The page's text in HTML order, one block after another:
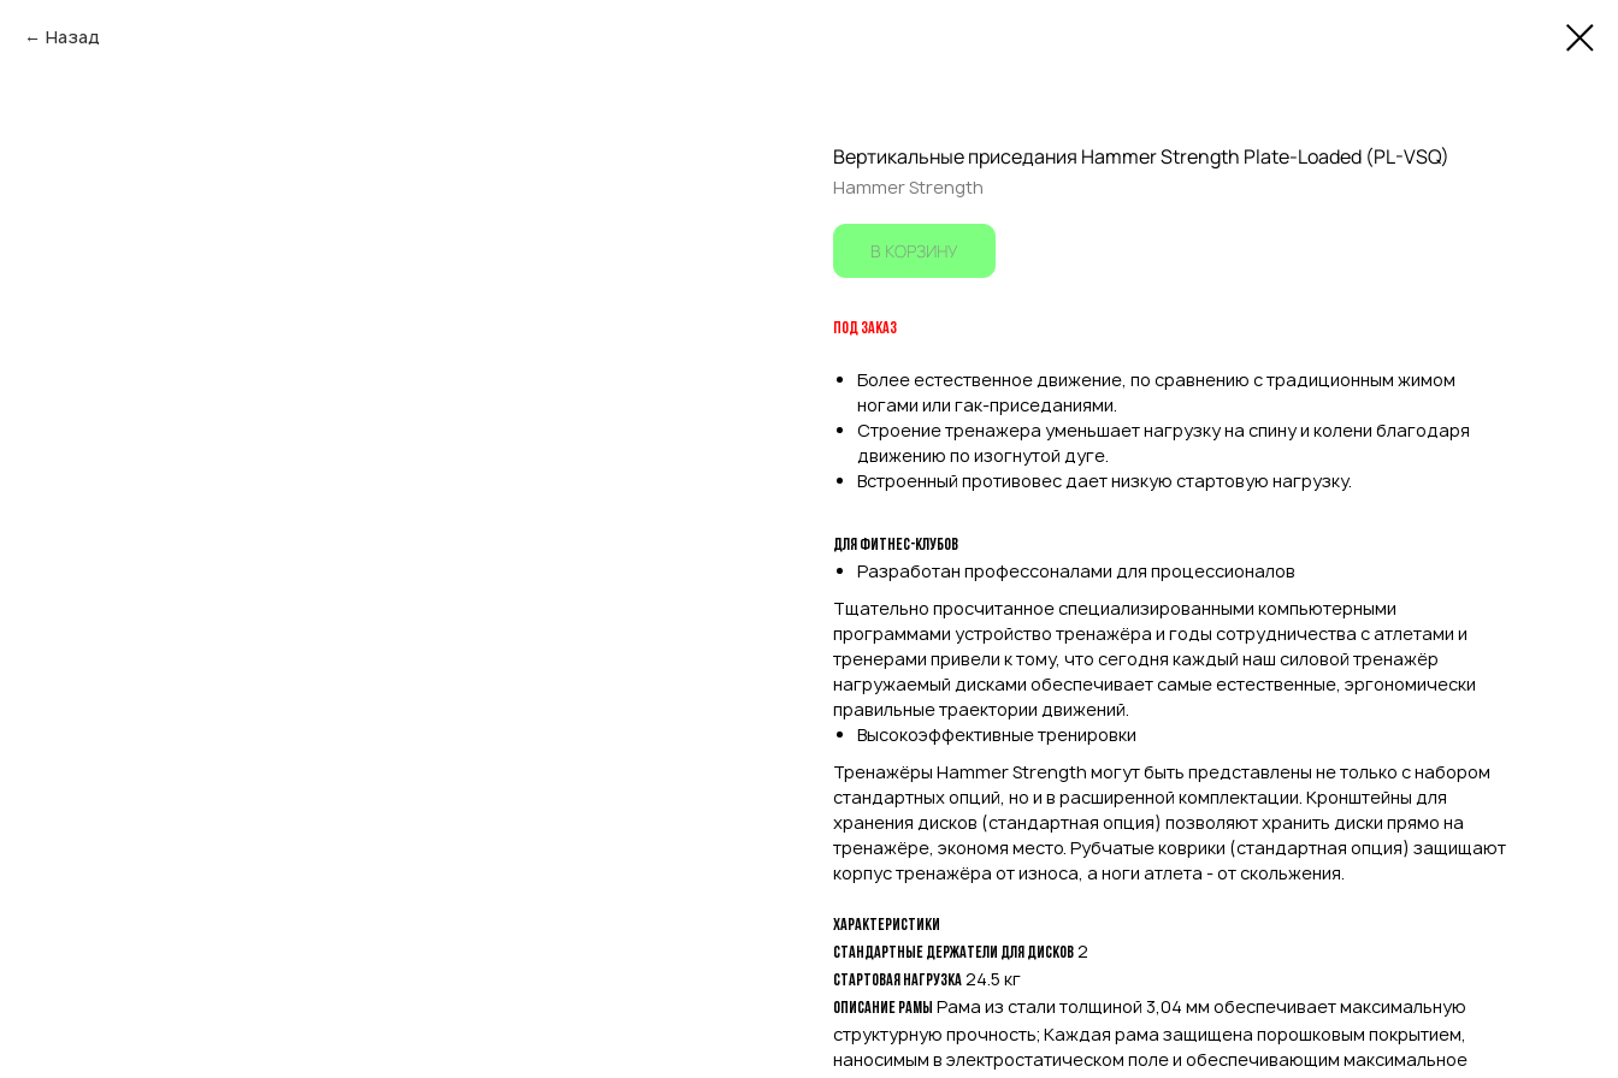
Назад
Вертикальные приседания Hammer Strength Plate-Loaded (PL-VSQ)
Hammer Strength
В КОРЗИНУ
ПОД ЗАКАЗ
Более естественное движение, по сравнению с традиционным жимом
ногами или гак-приседаниями.
Строение тренажера уменьшает нагрузку на спину и колени благодаря
движению по изогнутой дуге.
Встроенный противовес дает низкую стартовую нагрузку.
Для фитнес-клубов
Разработан профессоналами для процессионалов
Тщательно просчитанное специализированными компьютерными
программами устройство тренажёра и годы сотрудничества с атлетами и
тренерами привели к тому, что сегодня каждый наш силовой тренажёр
нагружаемый дисками обеспечивает самые естественные, эргономически
правильные траектории движений.
Высокоэффективные тренировки
Тренажёры Hammer Strength могут быть представлены не только с набором
стандартных опций, но и в расширенной комплектации. Кронштейны для
хранения дисков (стандартная опция) позволяют хранить диски прямо на
тренажёре, экономя место. Рубчатые коврики (стандартная опция) защищают
корпус тренажёра от износа, а ноги атлета - от скольжения.
Характеристики
Стандартные держатели для дисков 2
Стартовая нагрузка 24.5 кг
Описание рамы Рама из стали толщиной 3,04 мм обеспечивает максимальную
структурную прочность; Каждая рама защищена порошковым покрытием,
наносимым в электростатическом поле и обеспечивающим максимальное